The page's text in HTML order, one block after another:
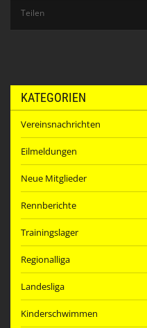
Teilen
KATEGORIEN
Vereinsnachrichten
Eilmeldungen
Neue Mitglieder
Rennberichte
Trainingslager
Regionalliga
Landesliga
Kinderschwimmen